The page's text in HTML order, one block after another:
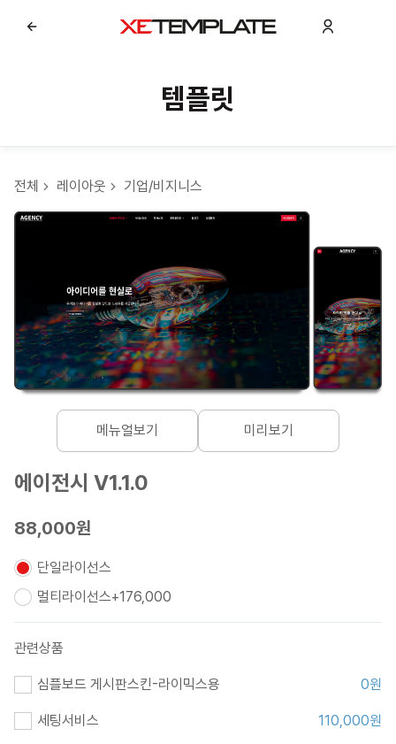
템플릿
전체 레이아웃 기업/비지니스
메뉴얼보기 미리보기
에이전시 V1.1.0
88,000원
단일라이선스
멀티라이선스+176,000
관련상품
심플보드 게시판스킨-라이믹스용 0원
세팅서비스 110,000원